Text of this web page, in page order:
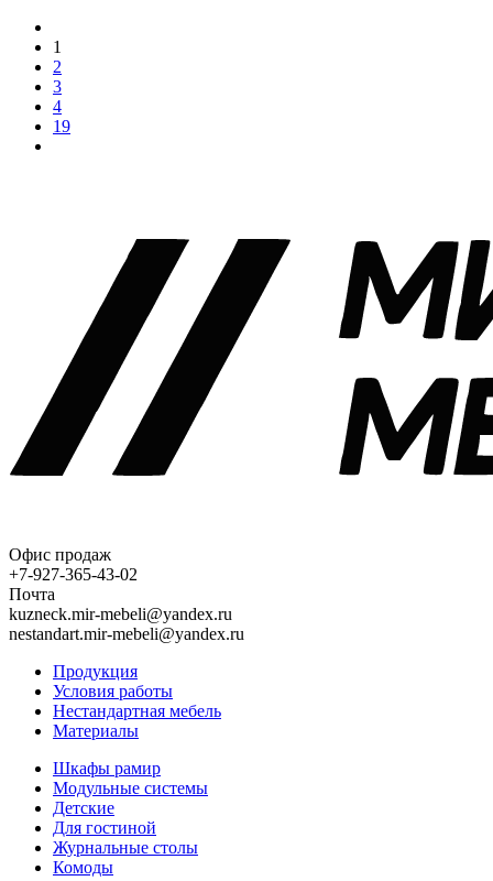
1
2
3
4
19
Офис продаж
+7-927-365-43-02
Почта
kuzneck.mir-mebeli@yandex.ru
nestandart.mir-mebeli@yandex.ru
Продукция
Условия работы
Нестандартная мебель
Материалы
Шкафы рамир
Модульные системы
Детские
Для гостиной
Журнальные столы
Комоды